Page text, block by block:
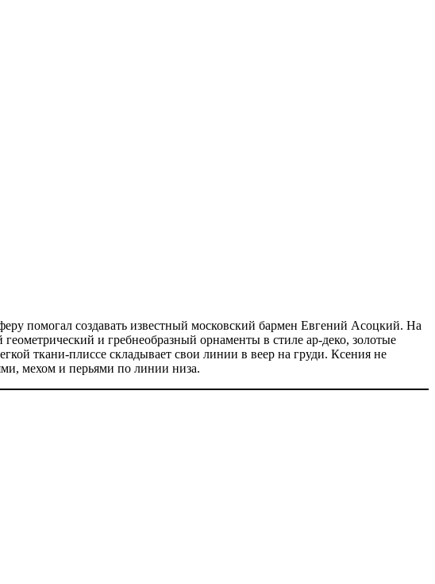
помогал создавать известный московский бармен Евгений Асоцкий. На
и гребнеобразный орнаменты в стиле ар-деко, золотые
ткани-плиссе складывает свои линии в веер на груди. Ксения не
мехом и перьями по линии низа.